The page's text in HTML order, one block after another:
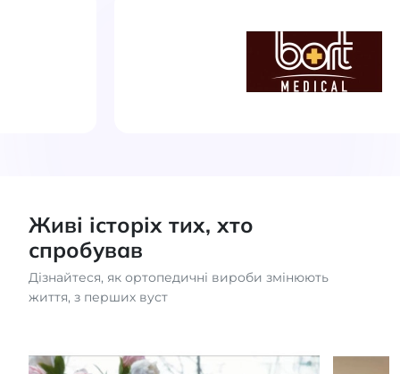
Живі історіх тих, хто
спробував
Дізнайтеся, як ортопедичні вироби змінюють
життя, з перших вуст